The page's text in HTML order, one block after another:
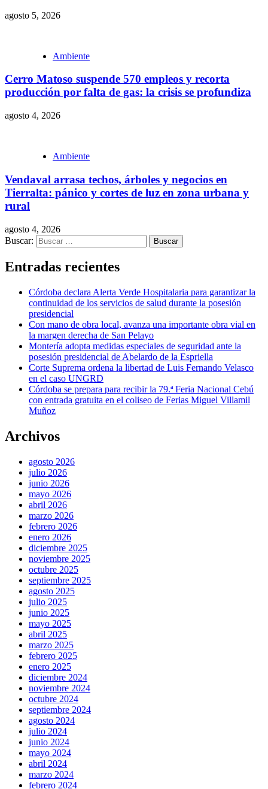
agosto 5, 2026
Ambiente
Cerro Matoso suspende 570 empleos y recorta
producción por falta de gas: la crisis se profundiza
agosto 4, 2026
Ambiente
Vendaval arrasa techos, árboles y negocios en
Tierralta: pánico y cortes de luz en zona urbana y
rural
agosto 4, 2026
Buscar:
Entradas recientes
Córdoba declara Alerta Verde Hospitalaria para garantizar la
continuidad de los servicios de salud durante la posesión
presidencial
Con mano de obra local, avanza una importante obra vial en
la margen derecha de San Pelayo
Montería adopta medidas especiales de seguridad ante la
posesión presidencial de Abelardo de la Espriella
Corte Suprema ordena la libertad de Luis Fernando Velasco
en el caso UNGRD
Córdoba se prepara para recibir la 79.ª Feria Nacional Cebú
con entrada gratuita en el coliseo de Ferias Miguel Villamil
Muñoz
Archivos
agosto 2026
julio 2026
junio 2026
mayo 2026
abril 2026
marzo 2026
febrero 2026
enero 2026
diciembre 2025
noviembre 2025
octubre 2025
septiembre 2025
agosto 2025
julio 2025
junio 2025
mayo 2025
abril 2025
marzo 2025
febrero 2025
enero 2025
diciembre 2024
noviembre 2024
octubre 2024
septiembre 2024
agosto 2024
julio 2024
junio 2024
mayo 2024
abril 2024
marzo 2024
febrero 2024